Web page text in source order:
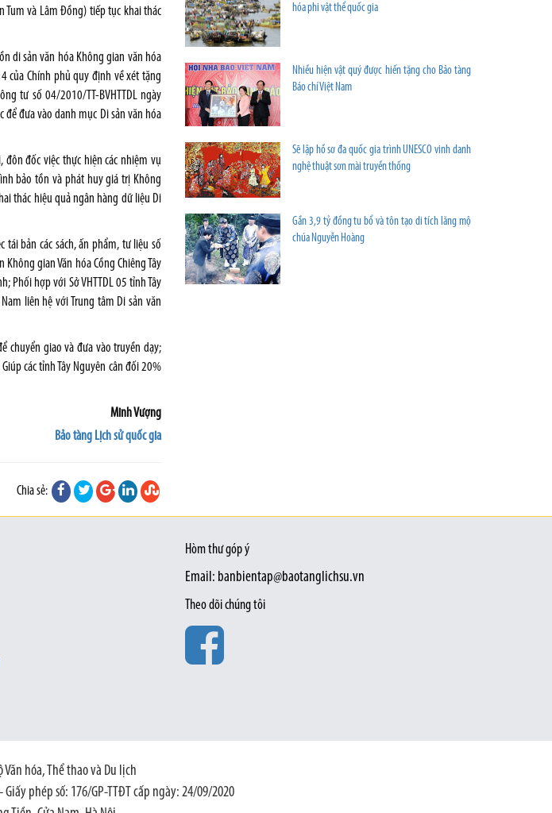
Tum và Lâm Đồng) tiếp tục khai thác
di sản văn hóa Không gian văn hóa
của Chính phủ quy định về xét tặng
tư số 04/2010/TT-BVHTTDL ngày
để đưa vào danh mục Di sản văn hóa
đốc việc thực hiện các nhiệm vụ
bảo tồn và phát huy giá trị Không
thác hiệu quả ngân hàng dữ liệu Di
tái bản các sách, ấn phẩm, tư liệu số
gian Văn hóa Cồng Chiêng Tây
Phối hợp với Sở VHTTDL 05 tỉnh Tây
liên hệ với Trung tâm Di sản văn
chuyển giao và đưa vào truyền dạy;
các tỉnh Tây Nguyên cân đối 20%
Minh Vượng
Bảo tàng Lịch sử quốc gia
Chia sẻ:
hóa phi vật thể quốc gia
Nhiều hiện vật quý được hiến tặng cho Bảo tàng
Báo chí Việt Nam
Sẽ lập hồ sơ đa quốc gia trình UNESCO vinh danh
nghệ thuật sơn mài truyền thống
Gần 3,9 tỷ đồng tu bổ và tôn tạo di tích lăng mộ
chúa Nguyễn Hoàng
Hòm thư góp ý
Email: banbientap@baotanglichsu.vn
Theo dõi chúng tôi
hóa, Thể thao và Du lịch
phép số: 176/GP-TTĐT cấp ngày: 24/09/2020